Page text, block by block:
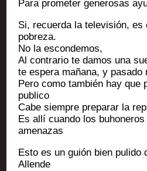
Para pro­me­ter gene­ro­sas
Si, recuer­da la tele­vi­sión,
pobreza.
No la escondemos,
Al contra­rio te damos una
te espe­ra maña­na, y pasa­do
Pero como tam­bién hay que
publico
Cabe siempre pre­pa­rar la
Es allí cuan­do los
amenazas
Esto es un guión bien puli­do
Allende